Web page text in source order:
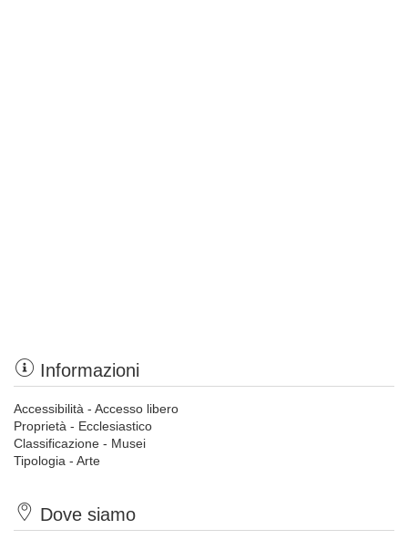
Informazioni
Accessibilità - Accesso libero
Proprietà - Ecclesiastico
Classificazione - Musei
Tipologia - Arte
Dove siamo